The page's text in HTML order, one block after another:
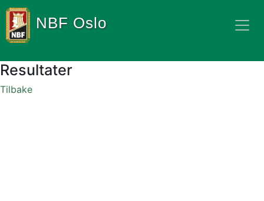
NBF Oslo
Resultater
Tilbake